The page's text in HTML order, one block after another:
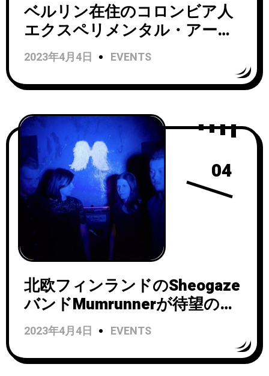
ベルリン在住のコロンビア人
エクスペリメンタル・アーテ
ィスト、Lucrecia DaltのRVNG
Intl.に移籍後3作目となるニュ
ー・アルバム『¡Ay!』が10/14
らファースト・シングル「No
tiempo」がミュージック・ビ
デオと共に公開！
2023年4月4日 EVENTS
04
北欧フィンランドのSheogaze
バンドMumrunnerが待望のフ
ァースト・フル・アルバム
「Valeriana」をリリース！
2023年4月4日 EVENTS